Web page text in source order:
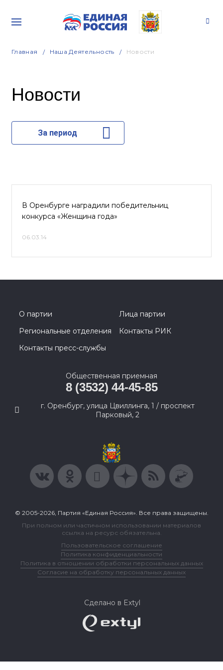
Главная Наша Деятельность Новости
Новости
За период
В Оренбурге наградили победительниц
конкурса «Женщина года»
06.03.14
О партии
Лица партии
Региональные отделения
Контакты РИК
Контакты пресс-службы
Общественная приемная
8 (3532) 44-45-85
г. Оренбург, улица Цвиллинга, 1 / проспект
Парковый, 2
© 2005-2026, Партия «Единая Россия». Все права защищены.
При полном или частичном использовании материалов
ссылка на ресурс обязательна.
Пользовательское соглашение
Политика конфиденциальности
Политика в отношении обработки персональных данных
Согласие на обработку персональных данных
Сделано в Extyl